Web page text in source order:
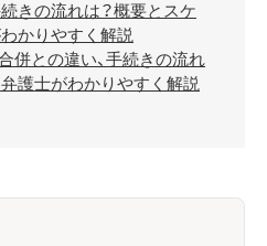
きの流れは？概要とスケ
かりやすく解説
併との違い、手続きの流れ
護士がわかりやすく解説